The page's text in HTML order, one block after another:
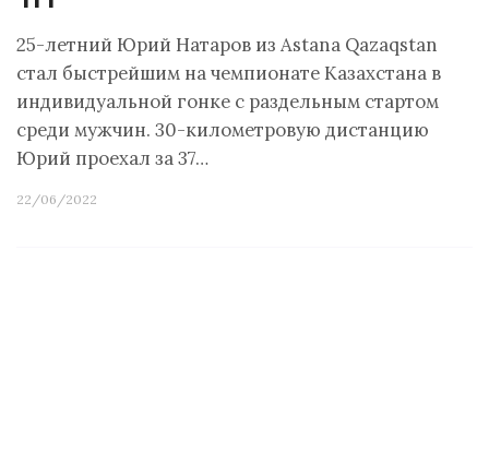
25-летний Юрий Натаров из Astana Qazaqstan
стал быстрейшим на чемпионате Казахстана в
индивидуальной гонке с раздельным стартом
среди мужчин. 30-километровую дистанцию
Юрий проехал за 37…
22/06/2022